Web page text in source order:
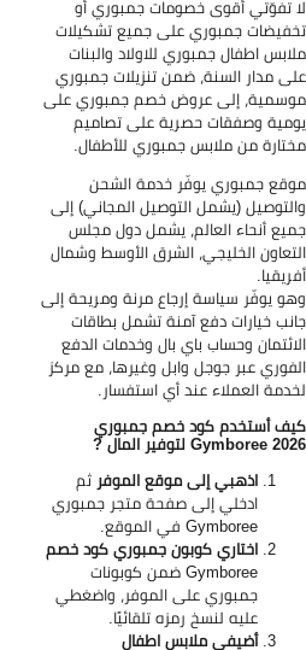
تفوّتي أقوى خصومات جمبوري أو
جمبوري على جميع تشكيلات
اطفال جمبوري للاولاد والبنات
مدار السنة، ضمن تنزيلات جمبوري
إلى عروض خصم جمبوري على
وصفقات حصرية على تصاميم
من ملابس جمبوري للأطفال.
جمبوري يوفّر خدمة الشحن
(يشمل التوصيل المجاني) إلى
أنحاء العالم، يشمل دول مجلس
الخليجي، الشرق الأوسط وشمال
يوفّر سياسة إرجاع مرنة ومريحة إلى
خيارات دفع آمنة تشمل بطاقات
وحساب باي بال وخدمات الدفع
عبر جوجل وابل وغيرها، مع مركز
العملاء عند أي استفسار.
أستخدم كود خصم جمبوري
Gymboreeالمال
?
اذهبي إلى موقع الموفرثم
ادخلي إلى صفحة متجر جمبوري
Gymboree في الموقع.
اختاري كوبون جمبوري كود خصم
Gymboree ضمن كوبونات
جمبوري على الموفر، واضغطي
عليه لنسخ رمزه تلقائيًا.
أضيفي ملابس اطفال